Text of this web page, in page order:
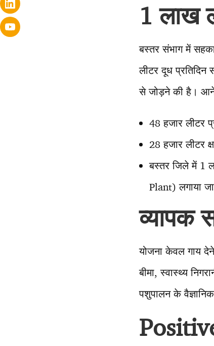
1 लाख
बस्तर संभाग में
लीटर दूध प्रतिदिन
से जोड़ने की है।
48 हजार लीटर
28 हजार लीटर
बस्तर जिले में 1
Plant) लगाया
व्यापक
योजना केवल गाय
बीमा, स्वास्थ्य
पशुपालन के वैज्ञानिक